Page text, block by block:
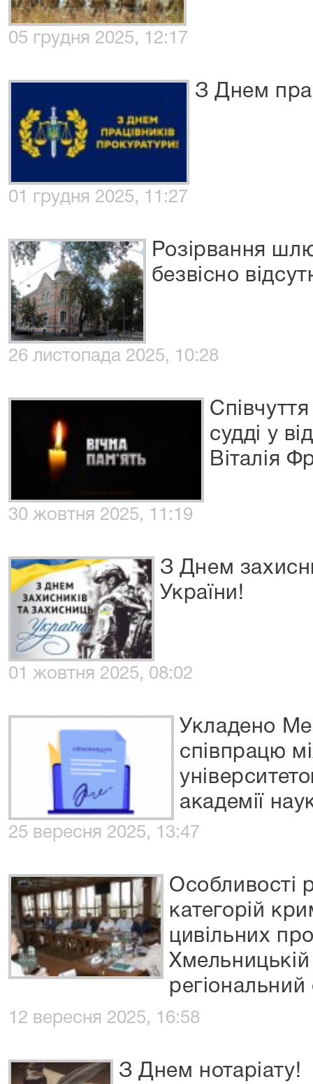
05 грудня 2025, 12:17
З Днем
01 грудня 2025, 11:27
Розірвання
безвісно
26 листопада 2025, 10:28
судді у
Віталія
30 жовтня 2025, 11:19
З Днем
України!
01 жовтня 2025, 08:02
Укладено
співпрацю
академії
25 вересня 2025, 13:47
Особливості
категорій
цивільних
Хмельницькій
регіональний
12 вересня 2025, 16:58
З Днем нотаріату!